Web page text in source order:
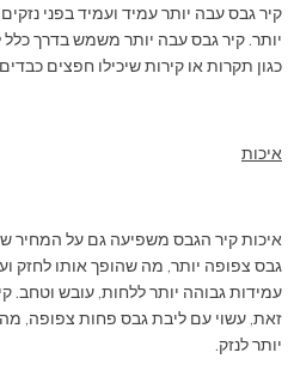
קיר גבס עבה יותר עמיד ועמיד בפני
יותר. קיר גבס עבה יותר משמש בדרך כלל
כגון תקרות או קירות שיכילו חפצים
איכות
איכות קיר הגבס משפיעה גם על המחיר
גבס צפופה יותר, מה שהופך אותו לחזק
עמידות גבוהה יותר ללחות, עובש וטחב.
זאת, עשוי עם ליבת גבס פחות צפופה, מה
יותר לנזק.